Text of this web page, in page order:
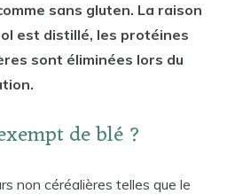
sans gluten. La raison
est distillé, les protéines
sont éliminées lors du
de blé ?
non céréalières telles que le